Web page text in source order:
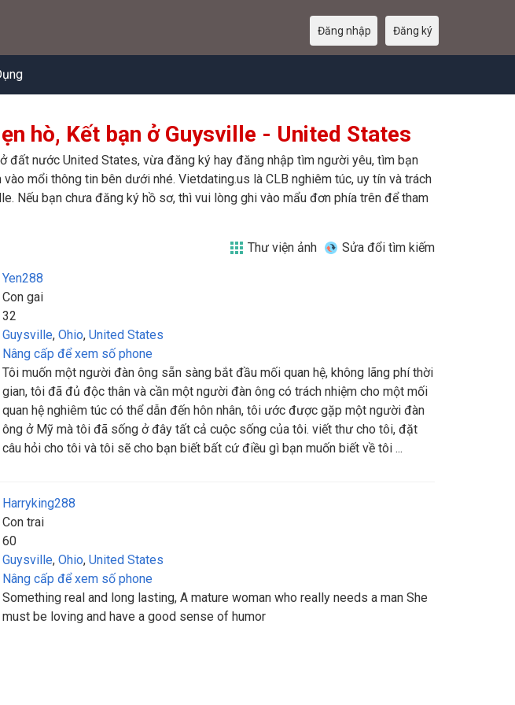
Đăng nhập Đăng ký
hò, Kết bạn ở Guysville - United States
đất nước United States, vừa đăng ký hay đăng nhập tìm người yêu, tìm bạn
mổi thông tin bên dưới nhé. Vietdating.us là CLB nghiêm túc, uy tín và trách
Nếu bạn chưa đăng ký hồ sơ, thì vui lòng ghi vào mẩu đơn phía trên để tham
Thư viện ảnh Sửa đổi tìm kiếm
Yen288
Con gai
32
Guysville, Ohio, United States
Nâng cấp để xem số phone
Tôi muốn một người đàn ông sẵn sàng bắt đầu mối quan hệ, không lãng phí thời
gian, tôi đã đủ độc thân và cần một người đàn ông có trách nhiệm cho một mối
quan hệ nghiêm túc có thể dẫn đến hôn nhân, tôi ước được gặp một người đàn
ông ở Mỹ mà tôi đã sống ở đây tất cả cuộc sống của tôi. viết thư cho tôi, đặt
câu hỏi cho tôi và tôi sẽ cho bạn biết bất cứ điều gì bạn muốn biết về tôi ...
Harryking288
Con trai
60
Guysville, Ohio, United States
Nâng cấp để xem số phone
Something real and long lasting, A mature woman who really needs a man She
must be loving and have a good sense of humor